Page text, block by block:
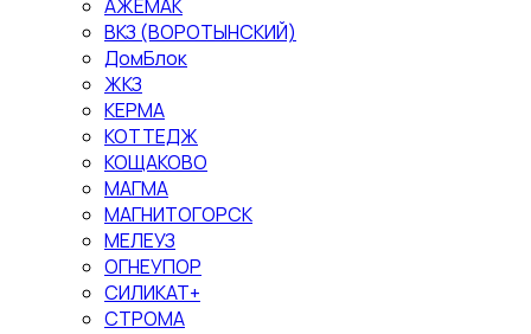
АЖЕМАК
ВКЗ (ВОРОТЫНСКИЙ)
ДомБлок
ЖКЗ
КЕРМА
КОТТЕДЖ
КОЩАКОВО
МАГМА
МАГНИТОГОРСК
МЕЛЕУЗ
ОГНЕУПОР
СИЛИКАТ+
СТРОМА